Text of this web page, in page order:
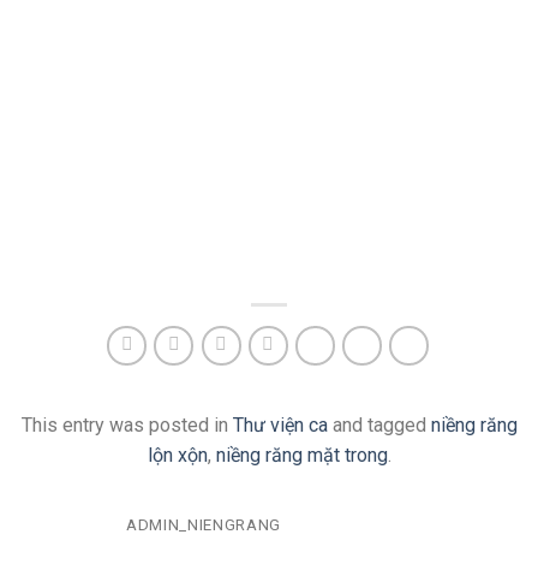
This entry was posted in Thư viện caand tagged niềng răng
lộn xộn, niềng răng mặt trong.
ADMIN_NIENGRANG